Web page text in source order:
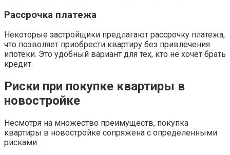
Рассрочка платежа
Некоторые застройщики предлагают рассрочку платежа,
что позволяет приобрести квартиру без привлечения
ипотеки. Это удобный вариант для тех, кто не хочет брать
кредит.
Риски при покупке квартиры в
новостройке
Несмотря на множество преимуществ, покупка
квартиры в новостройке сопряжена с определенными
рисками: